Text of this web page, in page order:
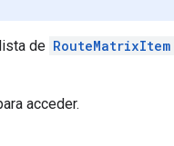
de RouteMatrixItem
acceder.